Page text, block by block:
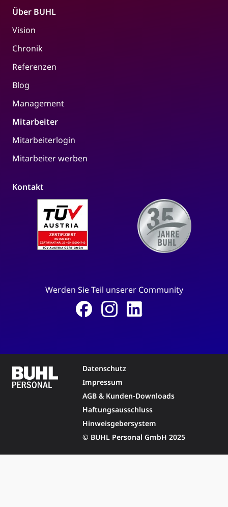
Über BUHL
Vision
Chronik
Referenzen
Blog
Management
Mitarbeiter
Mitarbeiterlogin
Mitarbeiter werben
Kontakt
Werden Sie Teil unserer Community
Datenschutz
Impressum
AGB & Kunden-Downloads
Haftungsausschluss
Hinweisgebersystem
© BUHL Personal GmbH 2025